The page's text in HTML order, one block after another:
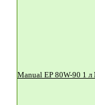
Manual EP 80W-90 1 л